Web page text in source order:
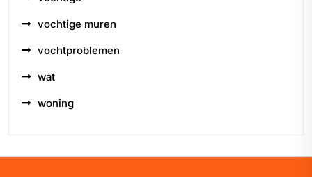
vochtige muren
vochtproblemen
wat
woning